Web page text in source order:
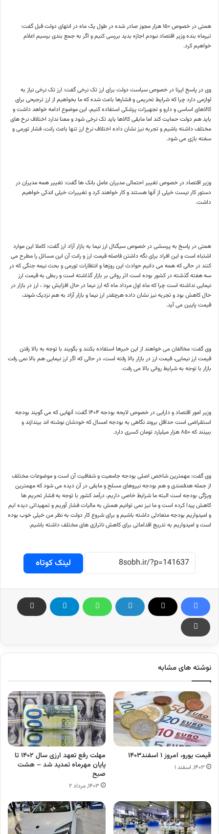
همتی در خصوص ۱۵۰ هزار مجوز صادر شده در طول یک ماه در انتهای دولت قبل گفت:
تیرماه بنده وزیر اقتصاد نبودم اجازه بدید بررسی کنیم و اگر به جمع بندی برسیم اعلام
خواهیم کرد.
وی در پاسخ ایرنا در خصوص سیاست دولت برای ارز تک نرخی گفت: ارز تک نرخی نیاز به
لوازمی دارد چرا که شرایط تحریمی و فشارها باعث شده که ما بخواهیم از ارز ترجیحی برای
کالاهای اساسی و دارو و تجهیزات پزشکی استفاده کنیم، این موضوع ادامه خواهد داشت و
باید هم دولت حمایت کند اما مابقی کالاها باید تک نرخی شود و معنا ندارد اختلاف نرخ های
مختلف داشته باشیم و تجربه نیز نشان داده اختلاف نرخ ارز تنها باعث رانت، فشار تورمی و
سفته بازی می شود.
وزیر اقتصاد در خصوص تغییر احتمالی مدیران عامل بانک ها گفت: تغییر همه مدیران در
دستور کار نیست خیلی از آنها هستند و کار خواهند کرد و تغییرات خیلی اندکی خواهیم
داشت.
همتی در پاسخ به پرسشی در خصوص سیگنال ارز نیما به بازار آزاد ارز گفت: کاملا این موارد
اشتباه است و این افراد برای نگه داشتن فاصله قیمت ارز و رانت آن این مسائل را مطرح می
کنند در حالی که همه می دانیم حوادث این روزها و انتظارات تورمی و بحث نیمه جنگی که در
سه هفته گذشته در کشور بوده است اثر روانی بر بازار گذاشته است و ربطی به قیمت ارز
نیمایی نداشته است چرا که ماه اول مرداد ماه که ارز نیما در حال افزایش بود ، ارز در بازار در
حال کاهش بود و تجربه نیز نشان داده هرچقدر ارز نیما و بازار آزاد به هم نزدیک شوند،
قیمت پایین می آید.
وی گفت: مخالفان می خواهند از این خبرها استفاده بکنند و بگویند با توجه به بالا رفتن
قیمت ارز نیمایی، قیمت ارز در بازار بالا رفته است، در حالی که اگر ارز نیمایی هم بالا نمی رفت
بازار با توجه به شرایط روانی بالا می رفت.
وزیر امور اقتصاد و دارایی در خصوص لایحه بودجه ۱۴۰۴ گفت: آنهایی که می گویند بودجه
استقراضی است حداقل بروند نگاهی به بودجه امسال که خودشان نوشته اند بیندازند و
ببینند که ۸۵۰ هزار میلیارد تومان کسری دارد.
وی گفت: مهمترین شاخص اصلی بودجه جامعیت و شفافیت آن است و موضوعات مختلف
از جمله هدفمندی و هم بودجه نیروهای مسلح و مابقی در آن دیده می شود که مهمترین
ویژگی بودجه است البته ما شرایط خاصی داریم، درآمد کشور با توجه به فشار تحریم ها
کاهش پیدا کرده است و ما نیز نمی توانیم همش به مالیات فشار آوریم و تمهیداتی دیده ایم
و امیدواریم بودجه متعادلی داشته باشیم و برای شروع کار دولت به نظر من خیلی خوب بوده
است و امیدواریم به تدریج اقداماتی برای کاهش ناترازی های مختلف داشته باشیم.
لینک کوتاه
نوشته های مشابه
قیمت یورو، امروز ۱ اسفند۱۴۰۳
۱۴۰۳, اسفند ۱
مهلت‎ رفع تعهد ارزی سال ۱۴۰۲ تا
پایان مهرماه تمدید شد – هشت
صبح
۱۴۰۳, مرداد ۲